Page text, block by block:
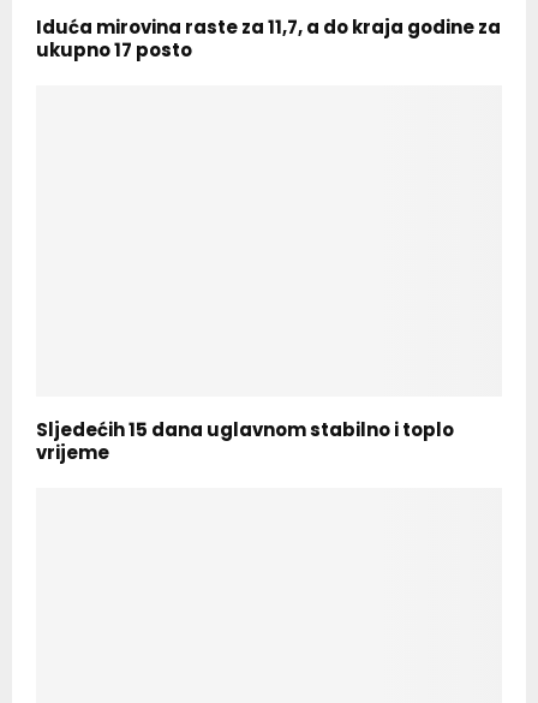
Iduća mirovina raste za 11,7, a do kraja godine za
ukupno 17 posto
Sljedećih 15 dana uglavnom stabilno i toplo
vrijeme